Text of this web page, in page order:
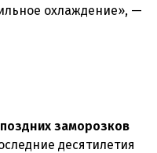
охлаждение», —
заморозков
десятилетия